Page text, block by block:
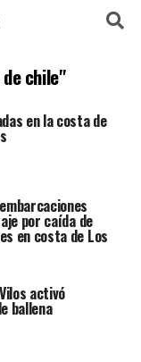
chile"
en la costa de
por caída de
en costa de Los
activó
ballena